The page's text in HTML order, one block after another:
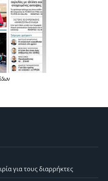
για τους διαρρήκτες